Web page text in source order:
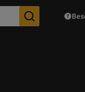
Des